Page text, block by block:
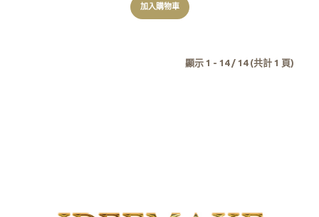
加入購物車
顯示 1 - 14 / 14 (共計 1 頁)